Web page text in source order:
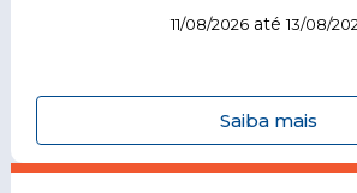
11/08/2026até13/08/
Saiba mais